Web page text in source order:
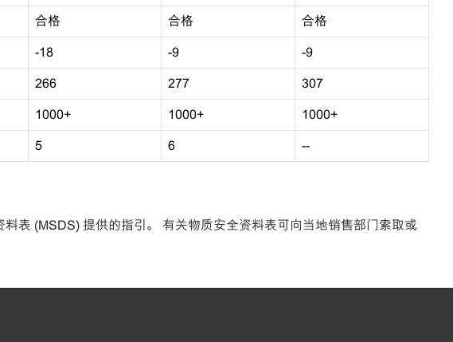
合格 合格 合格
-18 -9 -9
266 277 307
1000+ 1000+ 1000+
5 6 --
表 (MSDS) 提供的指引。 有关物质安全资料表可向当地销售部门索取或